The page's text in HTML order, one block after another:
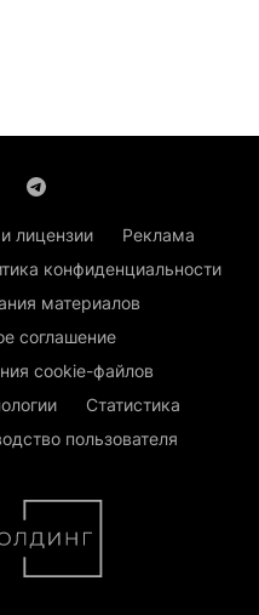
лицензии
Реклама
конфиденциальности
материалов
соглашение
cookie-файлов
Статистика
пользователя